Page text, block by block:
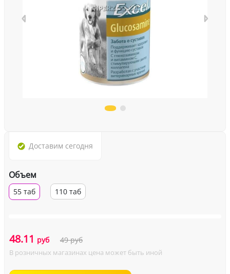
Доставим сегодня
Объем
55 таб 110 таб
48.11 руб 49руб
В розничных магазинах цена может быть иной